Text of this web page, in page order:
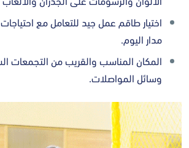
اختيار طاقم عمل جيد للتعامل مع
مدار اليوم.
المكان المناسب والقريب من التجمعات
وسائل المواصلات.